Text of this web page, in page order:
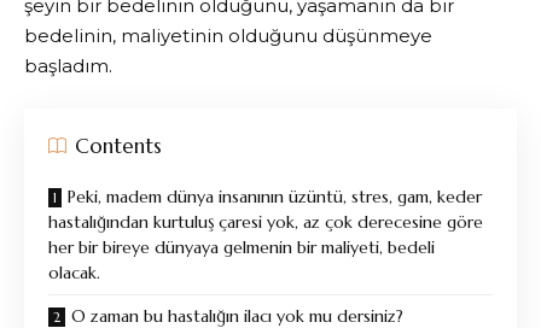
şeyin bir bedelinin olduğunu, yaşamanın da bir
bedelinin, maliyetinin olduğunu düşünmeye
başladım.
Contents
Peki, madem dünya insanının üzüntü, stres, gam, keder
hastalığından kurtuluş çaresi yok, az çok derecesine göre
her bir bireye dünyaya gelmenin bir maliyeti, bedeli
olacak.
O zaman bu hastalığın ilacı yok mu dersiniz?